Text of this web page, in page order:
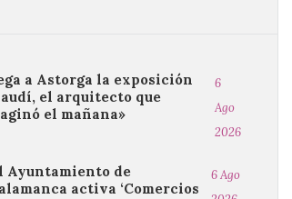
a Astorga la exposición
el arquitecto que
el mañana»
6
Ago
2026
Ayuntamiento de
activa ‘Comercios
6 Ago